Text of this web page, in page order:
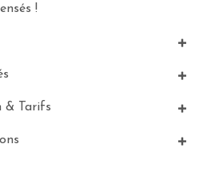
!
& Tarifs